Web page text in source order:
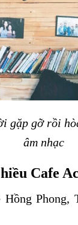
gặp gỡ rồi
âm nhạc
Cafe
Phong,